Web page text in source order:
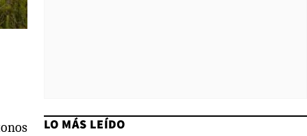
LO MÁS LEÍDO